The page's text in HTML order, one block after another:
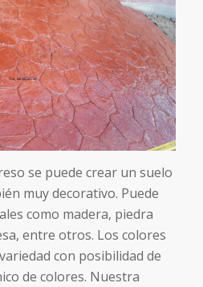
se puede crear un suelo
muy decorativo. Puede
como madera, piedra
entre otros. Los colores
con posibilidad de
de colores. Nuestra